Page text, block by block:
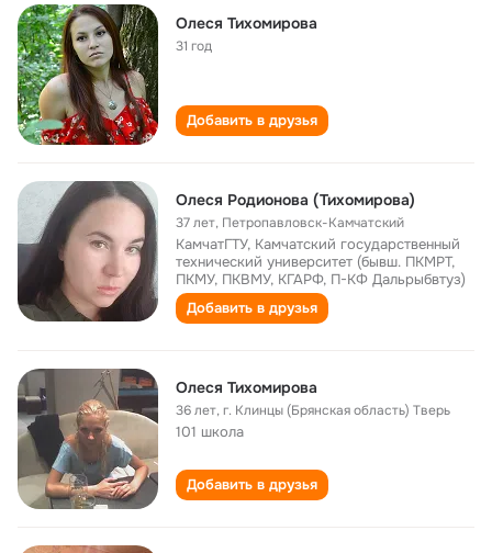
Олеся Тихомирова
31 год
Добавить в друзья
Олеся Родионова (Тихомирова)
37 лет, Петропавловск-Камчатский
КамчатГТУ, Камчатский государственный
технический университет (бывш. ПКМРТ,
ПКМУ, ПКВМУ, КГАРФ, П-КФ Дальрыбвтуз)
Добавить в друзья
Олеся Тихомирова
36 лет,г. Клинцы (Брянская область) Тверь
101 школа
Добавить в друзья